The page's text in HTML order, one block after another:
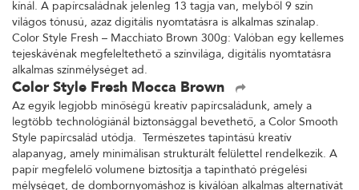
kínál. A papírcsaládnak jelenleg 13 tagja van, melyből 9 szín
világos tónusú, azaz digitális nyomtatásra is alkalmas színalap.
Color Style Fresh – Macchiato Brown 300g: Valóban egy kellemes
tejeskávénak megfeleltethető a színvilága, digitális nyomtatásra
alkalmas színmélységet ad.
Color Style Fresh Mocca Brown
Az egyik legjobb minőségű kreatív papírcsaládunk, amely a
legtöbb technológiánál biztonsággal bevethető, a Color Smooth
Style papírcsalád utódja. Természetes tapintású kreatív
alapanyag, amely minimálisan strukturált felülettel rendelkezik. A
papír megfelelő volumene biztosítja a tapintható prégelési
mélységet, de dombornyomáshoz is kiválóan alkalmas alternatívát